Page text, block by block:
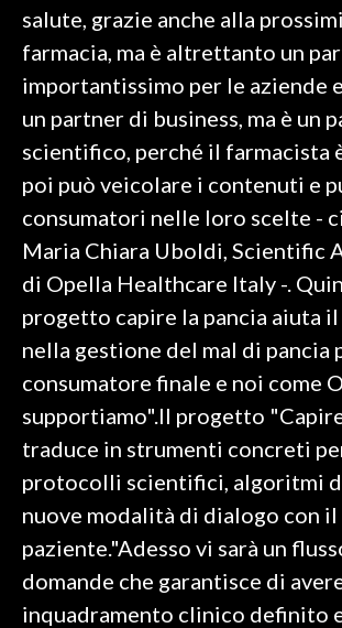
salute, grazie anche alla
farmacia, ma è altrettanto un
importantissimo per le aziende
un partner di business, ma è un
scientifico, perché il farmacista
poi può veicolare i contenuti e
consumatori nelle loro scelte -
Maria Chiara Uboldi, Scientific
di Opella Healthcare Italy -.
progetto capire la pancia aiuta
nella gestione del mal di pancia
consumatore finale e noi come
supportiamo".Il progetto
traduce in strumenti concreti
protocolli scientifici, algoritmi
nuove modalità di dialogo con il
paziente."Adesso vi sarà un
domande che garantisce di
inquadramento clinico definito